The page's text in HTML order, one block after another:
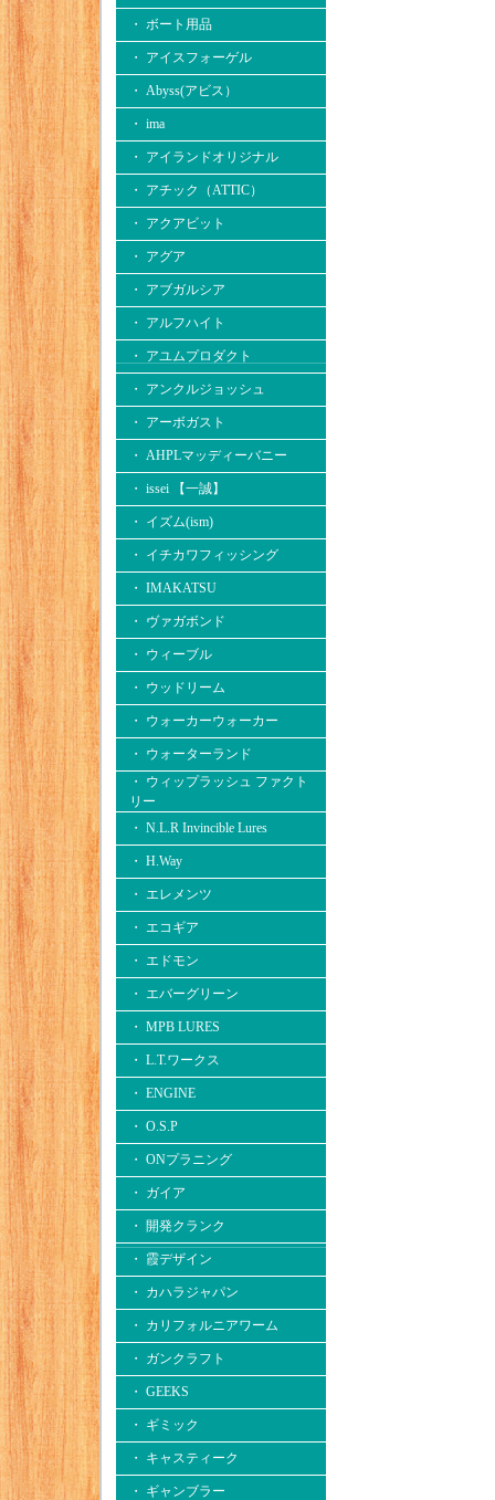
・ ボート用品
・ アイスフォーゲル
・ Abyss(アビス）
・ ima
・ アイランドオリジナル
・ アチック（ATTIC）
・ アクアビット
・ アグア
・ アブガルシア
・ アルフハイト
・ アユムプロダクト
・ アンクルジョッシュ
・ アーボガスト
・ AHPLマッディーバニー
・ issei 【一誠】
・ イズム(ism)
・ イチカワフィッシング
・ IMAKATSU
・ ヴァガボンド
・ ウィーブル
・ ウッドリーム
・ ウォーカーウォーカー
・ ウォーターランド
・ ウィップラッシュ ファクト
リー
・ N.L.R Invincible Lures
・ H.Way
・ エレメンツ
・ エコギア
・ エドモン
・ エバーグリーン
・ MPB LURES
・ L.T.ワークス
・ ENGINE
・ O.S.P
・ ONプラニング
・ ガイア
・ 開発クランク
・ 霞デザイン
・ カハラジャパン
・ カリフォルニアワーム
・ ガンクラフト
・ GEEKS
・ ギミック
・ キャスティーク
・ ギャンブラー